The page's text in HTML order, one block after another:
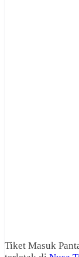
Tiket Masuk